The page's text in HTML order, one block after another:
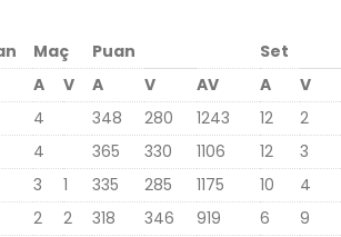
Maç Puan
Set
A
V A V AV A V
4 348 280 1243 12 2
4 365 330 1106 12 3
3 1 335 285 1175 10 4
2 2 318 346 919 6 9